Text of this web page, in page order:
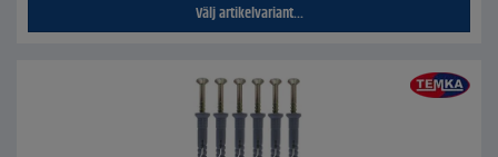
Välj artikelvariant...